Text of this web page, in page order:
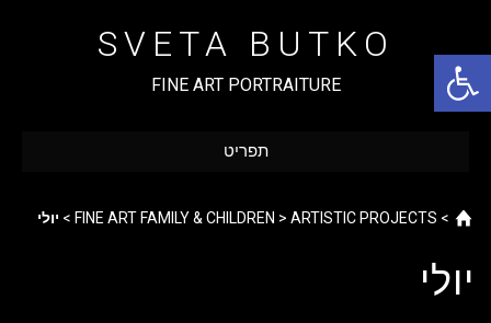
פתח סרגל נגישות
content
SVETA BUTKO
FINE ART PORTRAITURE
תפריט
Home
>
FINE ART FAMILY & CHILDREN > ARTISTIC PROJECTS
> יולי
יולי